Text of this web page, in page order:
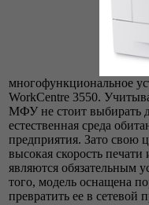
многофункциональное
WorkCentre 3550.
МФУ не стоит выбирать
естественная среда
предприятия. Зато свою
высокая скорость
являются
того, модель оснащена
превратить ее в сетевой